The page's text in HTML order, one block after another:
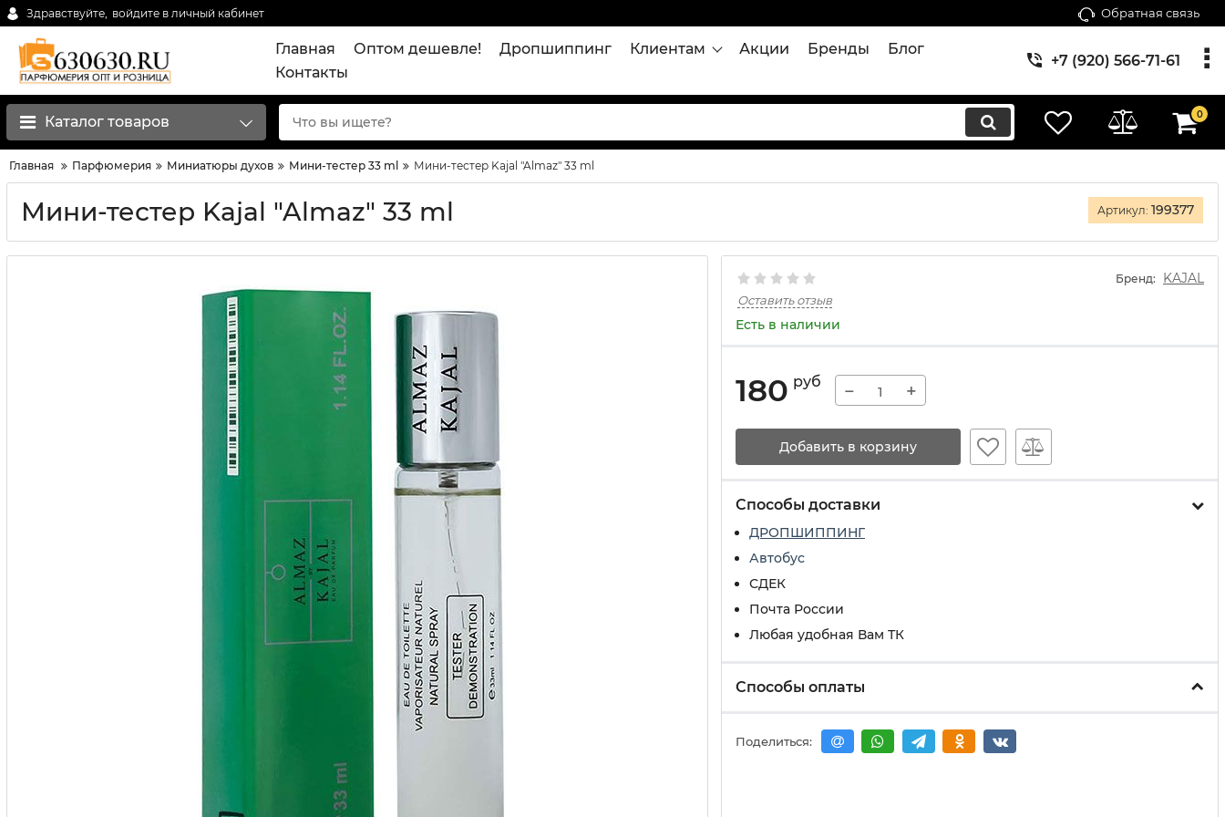
Здравствуйте, войдите в личный кабинет Обратная связь
Главная Оптом дешевле! Дропшиппинг Клиентам Акции Бренды
Блог
Контакты
+7 (920) 566-71-61
Каталог товаров 0
Главная Парфюмерия Миниатюры духов Мини-тестер 33 ml Мини-тестер Kajal "Almaz" 33 ml
Мини-тестер Kajal "Almaz" 33 ml Артикул: 199377
Бренд: KAJAL
Оставить отзыв
Есть в наличии
180 руб − +
Добавить в корзину
Способы доставки
ДРОПШИППИНГ
Автобус
СДЕК
Почта России
Любая удобная Вам ТК
Способы оплаты
Поделиться: